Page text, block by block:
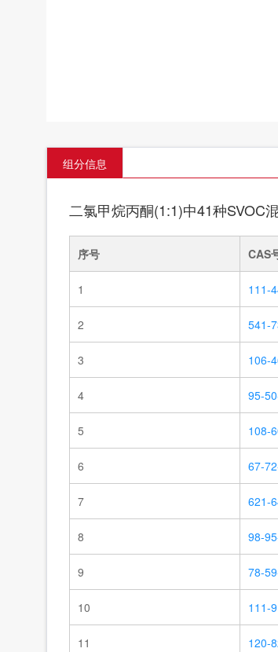
组分信息
二氯甲烷丙酮(1:1)中41种SVOC
序号 CAS
1 111-
2 541-
3 106-
4 95-
5 108-
6 67-
7 621-
8 98-
9 78-
10 111-
11 120-